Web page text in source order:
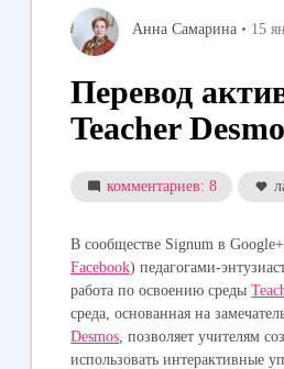
Анна Самарина • 15
Перевод
Teacher
комментариев: 8
В сообществе Signum в
Facebook) педагогами-
работа по освоению среды
среда, основанная на
Desmos , позволяет учителям
использовать интерактивные